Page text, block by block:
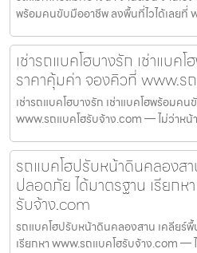
พร้อมคนขับมืออาชีพ ลงพื้นที่ไวได้เลยที่
เช่ารถแบคโฮบางรัก เช่าแบ
ราคาคุ้มค่า จองคิวที่ www.ร
เช่ารถแบคโฮบางรัก เช่าแบคโฮพร้อมค
www.รถแบคโฮรับจ้าง.com — ไม่ว่าหน้
รถแบคโฮปรับหน้าดินคลองส
ปลอดภัย ได้มาตรฐาน เรียกห
รับจ้าง.com
รถแบคโฮปรับหน้าดินคลองสาน เคลียร์
เรียกหา www.รถแบคโฮรับจ้าง.com —